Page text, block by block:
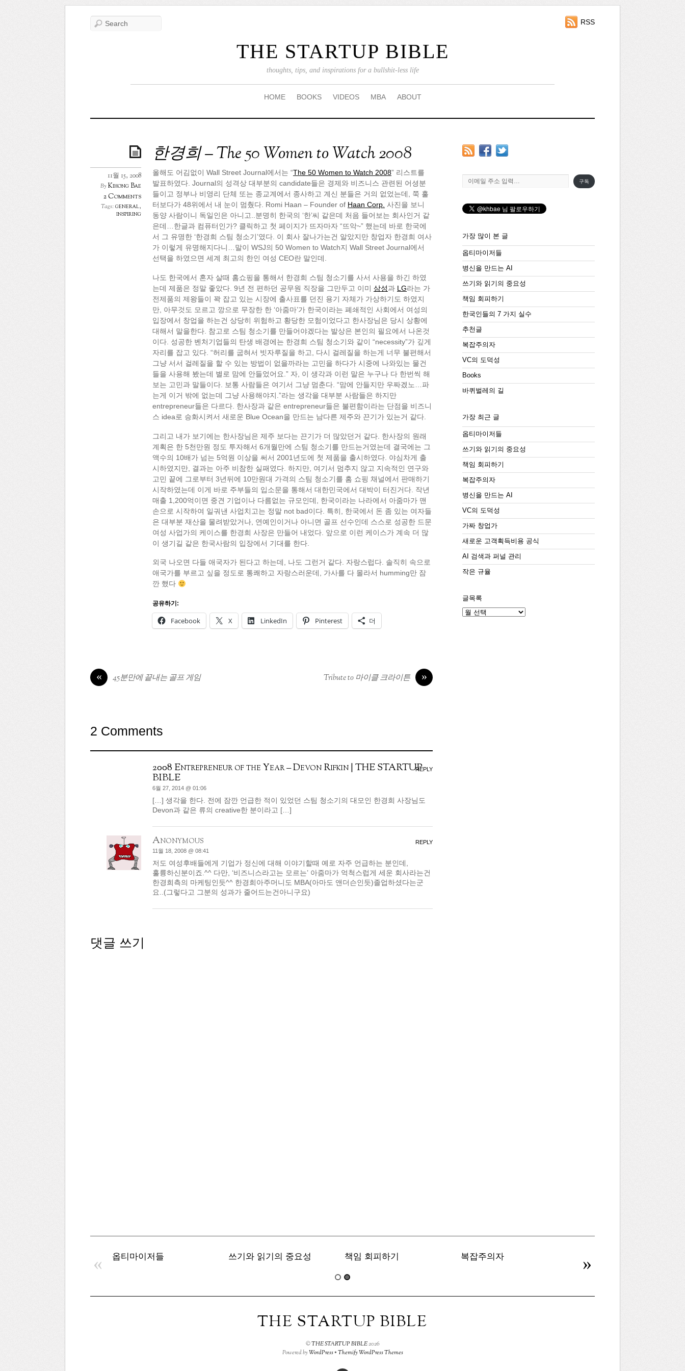
THE STARTUP BIBLE
thoughts, tips, and inspirations for a bullshit-less life
RSS
HOME BOOKS VIDEOS MBA ABOUT
한경희 – The 50 Women to Watch 2008
11월 15, 2008
ByKihong Bae
2 Comments
Tags:general,
inspiring
올해도 어김없이 Wall Street Journal에서는 “The 50 Women to Watch 2008” 리스트를
발표하였다. Journal의 성격상 대부분의 candidate들은 경제와 비즈니스 관련된 어셩분
들이고 정부나 비영리 단체 또는 종교계에서 종사하고 계신 분들은 거의 없었는데, 쭉 훌
터보다가 48위에서 내 눈이 멈췄다. Romi Haan – Founder of Haan Corp. 사진을 보니
동양 사람이니 독일인은 아니고..분명히 한국의 ‘한’씨 같은데 처음 들어보는 회사인거 같
은데…한글과 컴퓨터인가? 클릭하고 첫 페이지가 뜨자마자 “뜨악~” 했는데 바로 한국에
서 그 유명한 ‘한경희 스팀 청소기’였다. 이 회사 잘나가는건 알았지만 창업자 한경희 여사
가 이렇게 유명해지다니…말이 WSJ의 50 Women to Watch지 Wall Street Journal에서
선택을 하였으면 세계 최고의 한인 여성 CEO란 말인데.
나도 한국에서 혼자 살때 홈쇼핑을 통해서 한경희 스팀 청소기를 사서 사용을 하긴 하였
는데 제품은 정말 좋았다. 9년 전 편하던 공무원 직장을 그만두고 이미 삼성과 LG라는 가
전제품의 제왕들이 꽉 잡고 있는 시장에 출사표를 던진 용기 자체가 가상하기도 하였지
만, 아무것도 모르고 깡으로 무장한 한 ‘아줌마’가 한국이라는 폐쇄적인 사회에서 여성의
입장에서 창업을 하는건 상당히 위험하고 황당한 모험이었다고 한사장님은 당시 상황에
대해서 말을한다. 참고로 스팀 청소기를 만들어야겠다는 발상은 본인의 필요에서 나온것
이다. 성공한 벤처기업들의 탄생 배경에는 한경희 스팀 청소기와 같이 “necessity”가 깊게
자리를 잡고 있다. “허리를 굽혀서 빗자루질을 하고, 다시 걸레질을 하는게 너무 불편해서
그냥 서서 걸레질을 할 수 있는 방법이 없을까라는 고민을 하다가 시중에 나와있는 물건
들을 사용해 봤는데 별로 맘에 안들었어요.” 자, 이 생각과 이런 말은 누구나 다 한번씩 해
보는 고민과 말들이다. 보통 사람들은 여기서 그냥 멈춘다. “맘에 안들지만 우짜겠노…파
는게 이거 밖에 없는데 그냥 사용해야지.”라는 생각을 대부분 사람들은 하지만
entrepreneur들은 다르다. 한사장과 같은 entrepreneur들은 불편함이라는 단점을 비즈니
스 idea로 승화시켜서 새로운 Blue Ocean을 만드는 남다른 제주와 끈기가 있는거 같다.
그리고 내가 보기에는 한사장님은 제주 보다는 끈기가 더 많았던거 같다. 한사장의 원래
계획은 한 5천만원 정도 투자해서 6개월만에 스팀 청소기를 만드는거였는데 결국에는 그
액수의 10배가 넘는 5억원 이상을 써서 2001년도에 첫 제품을 출시하였다. 야심차게 출
시하였지만, 결과는 아주 비참한 실패였다. 하지만, 여기서 멈추지 않고 지속적인 연구와
고민 끝에 그로부터 3년뒤에 10만원대 가격의 스팀 청소기를 홈 쇼핑 채널에서 판매하기
시작하였는데 이게 바로 주부들의 입소문을 통해서 대한민국에서 대박이 터진거다. 작년
매출 1,200억이면 중견 기업이나 다름없는 규모인데, 한국이라는 나라에서 아줌마가 맨
손으로 시작하여 일궈낸 사업치고는 정말 not bad이다. 특히, 한국에서 돈 좀 있는 여자들
은 대부분 재산을 물려받았거나, 연예인이거나 아니면 골프 선수인데 스스로 성공한 드문
여성 사업가의 케이스를 한경희 사장은 만들어 내었다. 앞으로 이런 케이스가 계속 더 많
이 생기길 같은 한국사람의 입장에서 기대를 한다.
외국 나오면 다들 애국자가 된다고 하는데, 나도 그런거 같다. 자랑스럽다. 솔직히 속으로
애국가를 부르고 싶을 정도로 통쾌하고 자랑스러운데, 가사를 다 몰라서 humming만 잠
깐 했다
공유하기:
Facebook X LinkedIn Pinterest 더
« 45분만에 끝내는 골프 게임 »
Tribute to 마이클 크라이튼
2 Comments
2008 Entrepreneur of the Year – Devon Rifkin | THE STARTUP
BIBLE
6월 27, 2014 @ 01:06
[…] 생각을 한다. 전에 잠깐 언급한 적이 있었던 스팀 청소기의 대모인 한경희 사장님도
Devon과 같은 류의 creative한 분이라고 […]
REPLY
Anonymous
11월 18, 2008 @ 08:41
저도 여성후배들에게 기업가 정신에 대해 이야기할때 예로 자주 언급하는 분인데,
훌륭하신분이죠.^^ 다만, ‘비즈니스라고는 모르는’ 아줌마가 억척스럽게 세운 회사라는건
한경희측의 마케팅인듯^^ 한경희아주머니도 MBA(아마도 앤더슨인듯)졸업하셨다는군
요..(그렇다고 그분의 성과가 줄어드는건아니구요)
REPLY
댓글 쓰기
이메일 주소 입력…
구독
가장 많이 본 글
옵티마이저들
병신을 만드는 AI
쓰기와 읽기의 중요성
책임 회피하기
한국인들의 7 가지 실수
추천글
복잡주의자
VC의 도덕성
Books
바퀴벌레의 길
가장 최근 글
옵티마이저들
쓰기와 읽기의 중요성
책임 회피하기
복잡주의자
병신을 만드는 AI
VC의 도덕성
가짜 창업가
새로운 고객획득비용 공식
AI 검색과 퍼널 관리
작은 규율
글목록
글
옵티마이저들 쓰기와 읽기의 중요성 책임 회피하기 복잡주의자
« »
THE STARTUP BIBLE
©THE STARTUP BIBLE2026
Powered byWordPress•Themify WordPress Themes